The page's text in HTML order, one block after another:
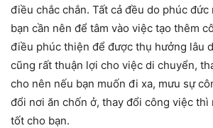
điều chắc chắn. Tất cả đều do phúc đức
bạn cần nên để tâm vào việc tạo thêm
điều phúc thiện để được thụ hưởng lâu
cũng rất thuận lợi cho việc di chuyển,
cho nên nếu bạn muốn đi xa, mưu sự
đổi nơi ăn chốn ở, thay đổi công việc thì
tốt cho bạn.